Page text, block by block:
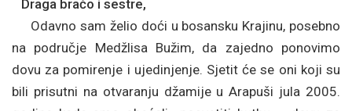
Draga braćo i sestre,
Odavno sam želio doći u bosansku Krajinu, posebno
na područje Medžlisa Bužim, da zajedno ponovimo
dovu za pomirenje i ujedinjenje. Sjetit će se oni koji su
bili prisutni na otvaranju džamije u Arapuši jula 2005.